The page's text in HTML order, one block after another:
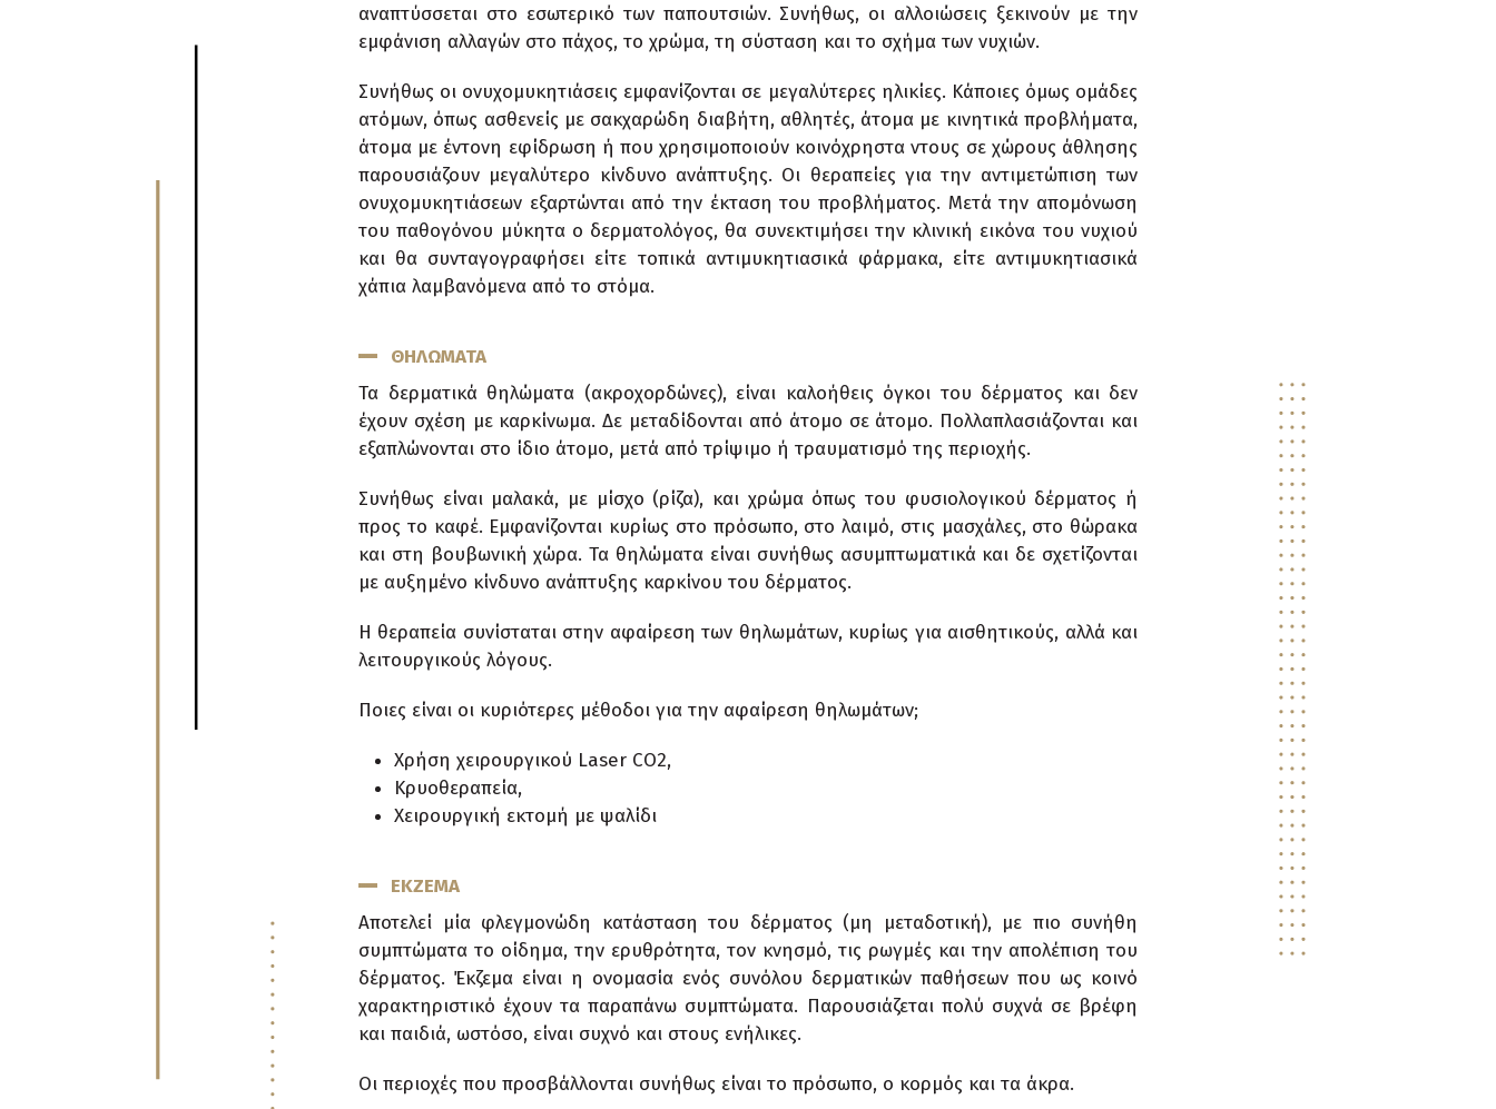
αναπτύσσεται στο εσωτερικό των παπουτσιών. Συνήθως, οι αλλοιώσεις ξεκινούν με την
εμφάνιση αλλαγών στο πάχος, το χρώμα, τη σύσταση και το σχήμα των νυχιών.
Συνήθως οι ονυχομυκητιάσεις εμφανίζονται σε μεγαλύτερες ηλικίες. Κάποιες όμως ομάδες
ατόμων, όπως ασθενείς με σακχαρώδη διαβήτη, αθλητές, άτομα με κινητικά προβλήματα,
άτομα με έντονη εφίδρωση ή που χρησιμοποιούν κοινόχρηστα ντους σε χώρους άθλησης
παρουσιάζουν μεγαλύτερο κίνδυνο ανάπτυξης. Οι θεραπείες για την αντιμετώπιση των
ονυχομυκητιάσεων εξαρτώνται από την έκταση του προβλήματος. Μετά την απομόνωση
του παθογόνου μύκητα ο δερματολόγος, θα συνεκτιμήσει την κλινική εικόνα του νυχιού
και θα συνταγογραφήσει είτε τοπικά αντιμυκητιασικά φάρμακα, είτε αντιμυκητιασικά
χάπια λαμβανόμενα από το στόμα.
ΘΗΛΩΜΑΤΑ
Τα δερματικά θηλώματα (ακροχορδώνες), είναι καλοήθεις όγκοι του δέρματος και δεν
έχουν σχέση με καρκίνωμα. Δε μεταδίδονται από άτομο σε άτομο. Πολλαπλασιάζονται και
εξαπλώνονται στο ίδιο άτομο, μετά από τρίψιμο ή τραυματισμό της περιοχής.
Συνήθως είναι μαλακά, με μίσχο (ρίζα), και χρώμα όπως του φυσιολογικού δέρματος ή
προς το καφέ. Εμφανίζονται κυρίως στο πρόσωπο, στο λαιμό, στις μασχάλες, στο θώρακα
και στη βουβωνική χώρα. Τα θηλώματα είναι συνήθως ασυμπτωματικά και δε σχετίζονται
με αυξημένο κίνδυνο ανάπτυξης καρκίνου του δέρματος.
Η θεραπεία συνίσταται στην αφαίρεση των θηλωμάτων, κυρίως για αισθητικούς, αλλά και
λειτουργικούς λόγους.
Ποιες είναι οι κυριότερες μέθοδοι για την αφαίρεση θηλωμάτων;
Χρήση χειρουργικού Laser CΟ2,
Κρυοθεραπεία,
Χειρουργική εκτομή με ψαλίδι
ΕΚΖΕΜΑ
Αποτελεί μία φλεγμονώδη κατάσταση του δέρματος (μη μεταδοτική), με πιο συνήθη
συμπτώματα το οίδημα, την ερυθρότητα, τον κνησμό, τις ρωγμές και την απολέπιση του
δέρματος. Έκζεμα είναι η ονομασία ενός συνόλου δερματικών παθήσεων που ως κοινό
χαρακτηριστικό έχουν τα παραπάνω συμπτώματα. Παρουσιάζεται πολύ συχνά σε βρέφη
και παιδιά, ωστόσο, είναι συχνό και στους ενήλικες.
Οι περιοχές που προσβάλλονται συνήθως είναι το πρόσωπο, ο κορμός και τα άκρα.